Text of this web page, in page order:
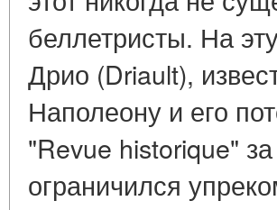
беллетристы. На
Дрио (Driault),
Наполеону и его
"Revue historique"
ограничился